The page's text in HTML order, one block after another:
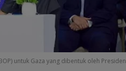
untuk Gaza yang dibentuk oleh Presiden